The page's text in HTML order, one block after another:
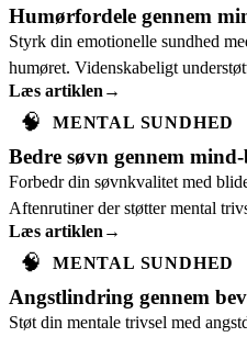
Humørfordele gennem
Styrk din emotionelle sundhed
humøret. Videnskabeligt
trivsel.
Læs artiklen →
🧠 MENTAL SUNDHED
Bedre søvn gennem
Forbedr din søvnkvalitet med
Aftenrutiner der støtter mental
Læs artiklen →
🧠 MENTAL SUNDHED
Angstlindring gennem
Støt din mentale trivsel med